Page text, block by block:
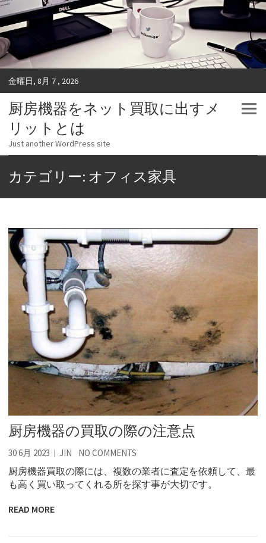
金曜日, 8月 7 , 2026
厨房機器をネット買取に出すメ
リットとは
Just another WordPress site
カテゴリー: オフィス家具
厨房機器の買取の際の注意点
30 6月 2023 JIN NO COMMENTS
厨房機器買取の際には、複数の業者に査定を依頼して、最
も高く買い取ってくれる所を探す事が大切です。
READ MORE